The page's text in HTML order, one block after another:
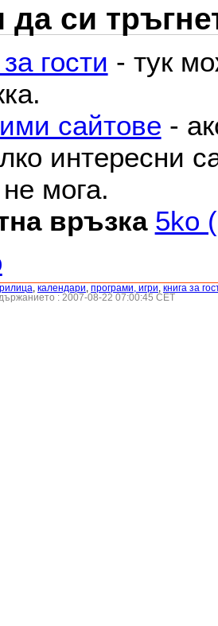
си
гости - тук
сайтове -
интересни
мога.
връзка 5ko
календари програми, игри книга за
: 2007-08-22 07:00:45 CET